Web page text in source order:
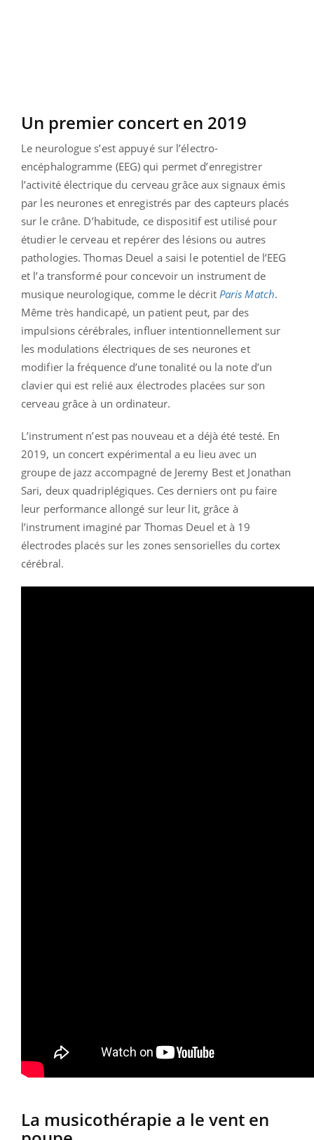
Un premier concert en 2019
Le neurologue s’est appuyé sur l’électro-
encéphalogramme (EEG) qui permet d’enregistrer
l’activité électrique du cerveau grâce aux signaux émis
par les neurones et enregistrés par des capteurs placés
sur le crâne. D’habitude, ce dispositif est utilisé pour
étudier le cerveau et repérer des lésions ou autres
pathologies. Thomas Deuel a saisi le potentiel de l’EEG
et l’a transformé pour concevoir un instrument de
musique neurologique, comme le décrit Paris Match.
Même très handicapé, un patient peut, par des
impulsions cérébrales, influer intentionnellement sur
les modulations électriques de ses neurones et
modifier la fréquence d’une tonalité ou la note d’un
clavier qui est relié aux électrodes placées sur son
cerveau grâce à un ordinateur.
L’instrument n’est pas nouveau et a déjà été testé. En
2019, un concert expérimental a eu lieu avec un
groupe de jazz accompagné de Jeremy Best et Jonathan
Sari, deux quadriplégiques. Ces derniers ont pu faire
leur performance allongé sur leur lit, grâce à
l’instrument imaginé par Thomas Deuel et à 19
électrodes placés sur les zones sensorielles du cortex
cérébral.
La musicothérapie a le vent en